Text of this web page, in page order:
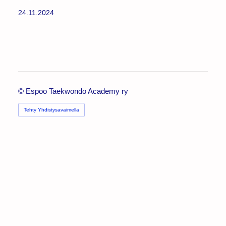
24.11.2024
© Espoo Taekwondo Academy ry
Tehty Yhdistysavaimella